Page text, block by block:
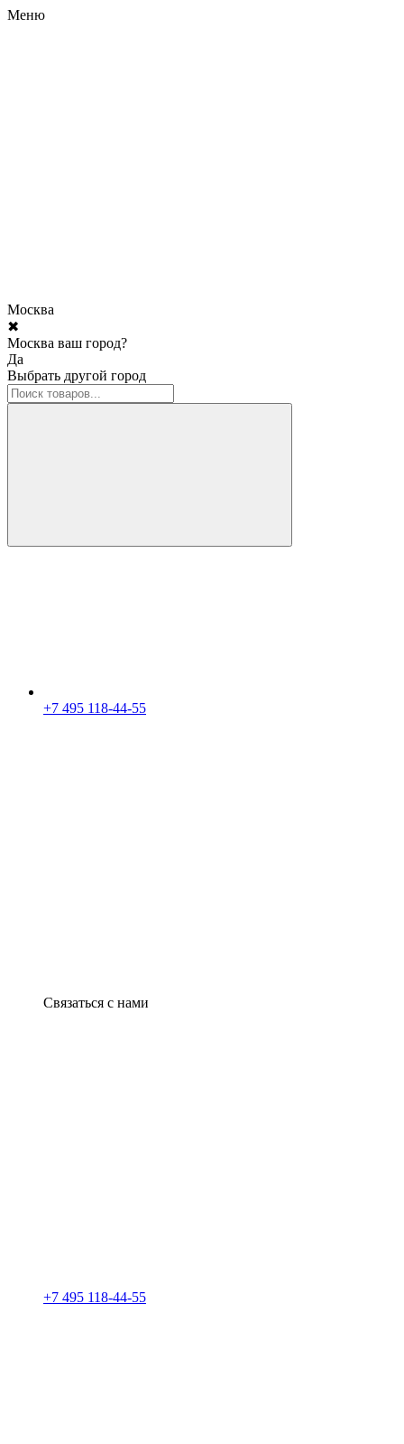
Меню
Москва
✖
Москва ваш город?
Да
Выбрать другой город
+7 495 118-44-55
Связаться с нами
+7 495 118-44-55